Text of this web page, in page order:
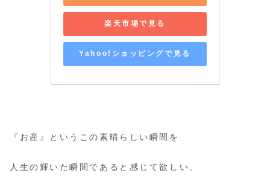
楽天市場で見る
Yahoo!ショッピングで見る
『お産』というこの素晴らしい瞬間を
人生の輝いた瞬間であると感じて欲しい。